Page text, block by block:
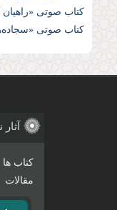
کتاب صوتی
کتاب ها
مقالات